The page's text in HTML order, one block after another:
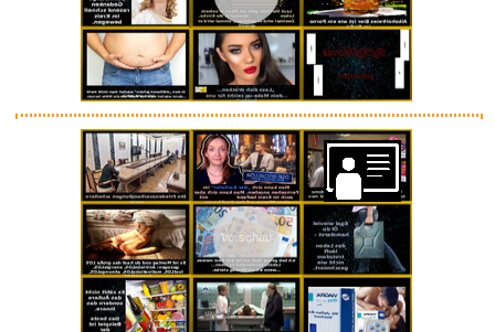
Anzeige
Montessori Spielzeug Busy
Boar...
Anzeige
Vorschau